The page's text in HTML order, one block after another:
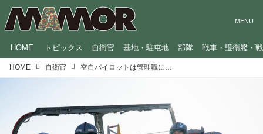
HOME トピックス 自衛官 基地・駐屯地 部隊 戦車・護衛艦・
HOME 自衛官